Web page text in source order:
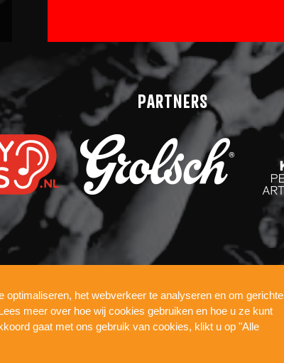
PARTNERS
COOKIES
WERKEN BIJ
DE PUL
het webverkeer te analyseren en om gerichte
meer over hoe wij cookies gebruiken en hoe u ze kunt
gaat met ons gebruik van cookies, klikt u op "Alle